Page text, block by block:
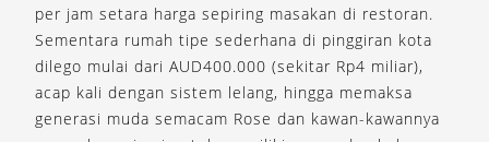
per jam setara harga sepiring masakan di restoran.
Sementara rumah tipe sederhana di pinggiran kota
dilego mulai dari AUD400.000 (sekitar Rp4 miliar),
acap kali dengan sistem lelang, hingga memaksa
generasi muda semacam Rose dan kawan-kawannya